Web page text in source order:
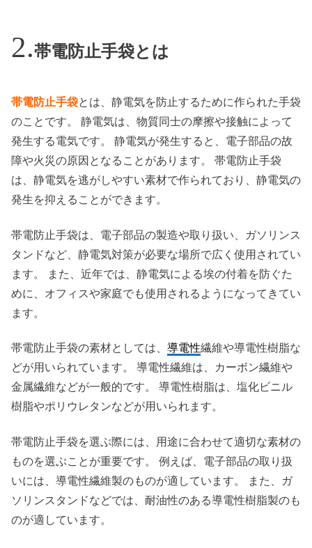
帯電防止手袋とは
帯電防止手袋とは、静電気を防止するために作られた手袋
のことです。 静電気は、物質同士の摩擦や接触によって
発生する電気です。 静電気が発生すると、電子部品の故
障や火災の原因となることがあります。 帯電防止手袋
は、静電気を逃がしやすい素材で作られており、静電気の
発生を抑えることができます。
帯電防止手袋は、電子部品の製造や取り扱い、ガソリンス
タンドなど、静電気対策が必要な場所で広く使用されてい
ます。 また、近年では、静電気による埃の付着を防ぐた
めに、オフィスや家庭でも使用されるようになってきてい
ます。
帯電防止手袋の素材としては、 導電性繊維や導電性樹脂な
どが用いられています。 導電性繊維は、カーボン繊維や
金属繊維などが一般的です。 導電性樹脂は、塩化ビニル
樹脂やポリウレタンなどが用いられます。
帯電防止手袋を選ぶ際には、用途に合わせて適切な素材の
ものを選ぶことが重要です。 例えば、電子部品の取り扱
いには、導電性繊維製のものが適しています。 また、ガ
ソリンスタンドなどでは、耐油性のある導電性樹脂製のも
のが適しています。